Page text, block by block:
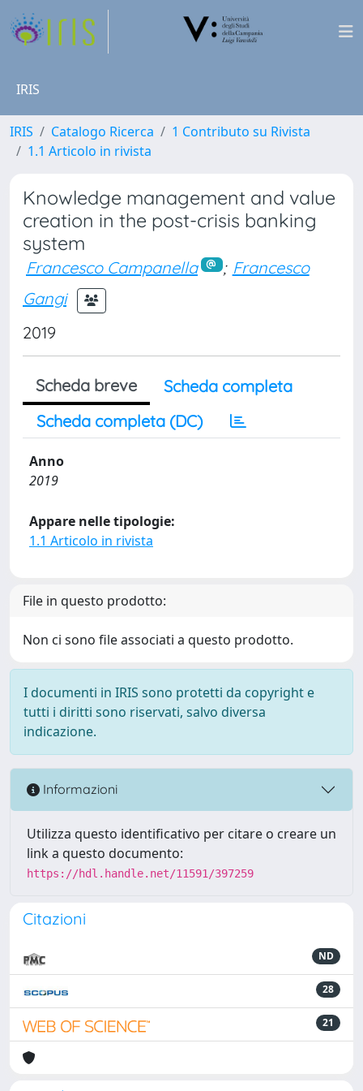
IRIS
IRIS Catalogo Ricerca
1 Contributo su Rivista
1.1 Articolo in rivista
Knowledge management and value
creation in the post-crisis banking
system
Francesco Campanella ; Francesco
Gangi
2019
Scheda breve
Scheda completa
Scheda completa (DC)
Anno
2019
Appare nelle tipologie:
1.1 Articolo in rivista
File in questo prodotto:
Non ci sono file associati a questo prodotto.
I documenti in IRIS sono protetti da copyright e
tutti i diritti sono riservati, salvo diversa
indicazione.
Informazioni
Utilizza questo identificativo per citare o creare un
link a questo documento:
https://hdl.handle.net/11591/397259
Citazioni
ND
28
21